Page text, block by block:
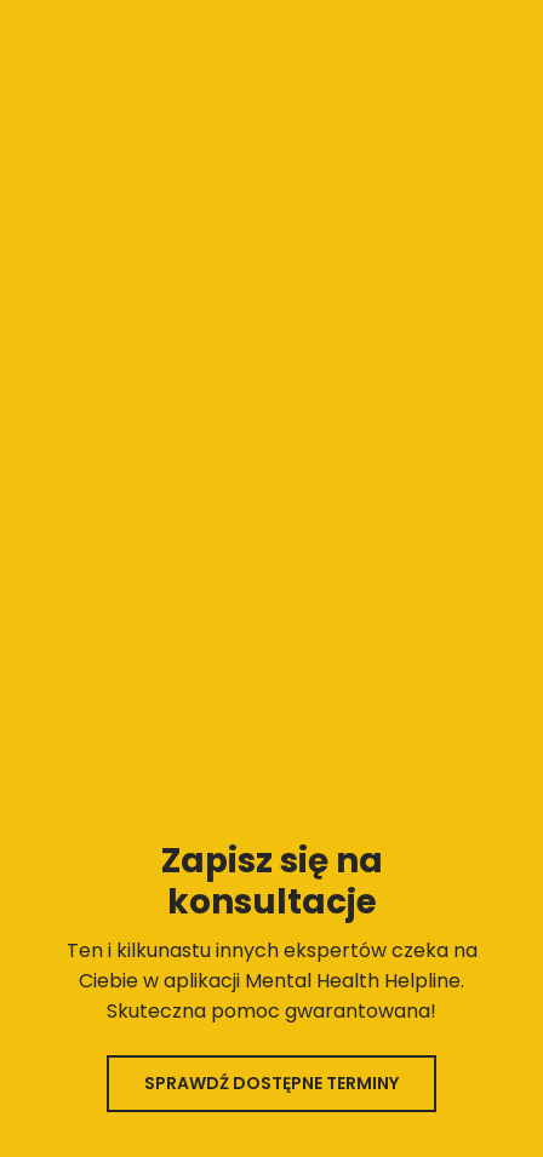
Zapisz się na
konsultacje
Ten i kilkunastu innych ekspertów czeka na
Ciebie w aplikacji Mental Health Helpline.
Skuteczna pomoc gwarantowana!
SPRAWDŹ DOSTĘPNE TERMINY